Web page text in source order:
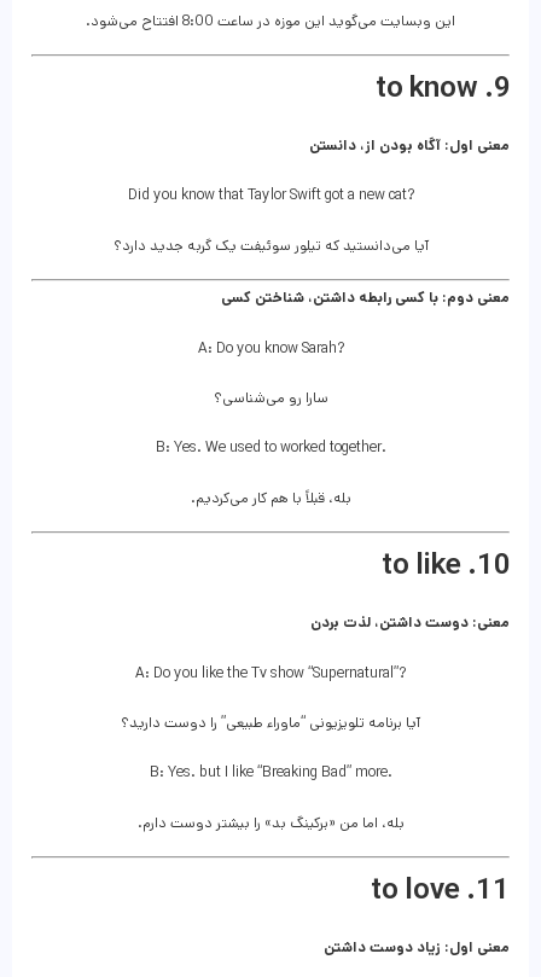
این وبسایت می‌گوید این موزه در ساعت 8:00 افتتاح می‌شود.
9. to know
معنی اول: آگاه بودن از، دانستن
Did you know that Taylor Swift got a new cat?
آیا می‌دانستید که تیلور سوئیفت یک گربه جدید دارد؟
معنی دوم: با کسی رابطه داشتن، شناختن کسی
A: Do you know Sarah?
سارا رو می‌شناسی؟
B: Yes. We used to worked together.
بله، قبلاً با هم کار می‌کردیم.
10. to like
معنی: دوست داشتن، لذت بردن
A: Do you like the Tv show “Supernatural”?
آیا برنامه تلویزیونی “ماوراء طبیعی” را دوست دارید؟
B: Yes. but I like “Breaking Bad” more.
بله، اما من «برکینگ بد» را بیشتر دوست دارم.
11. to love
معنی اول: زیاد دوست داشتن